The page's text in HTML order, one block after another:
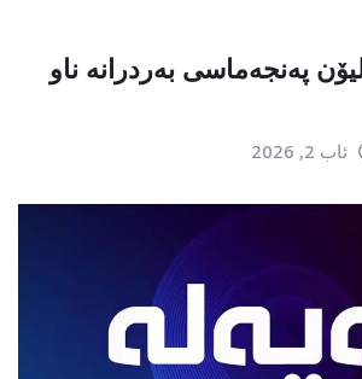
لە 150 ملیۆن پەنجەماسی بەردرانە ناو
ئاب 2, 2026